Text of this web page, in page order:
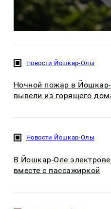
Новости Йошкар-Олы
Ночной пожар в
вывели из горящего
Новости Йошкар-Олы
В Йошкар-Оле
вместе с пассажиркой